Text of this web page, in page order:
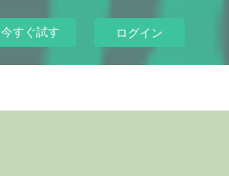
今すぐ試す ログイン